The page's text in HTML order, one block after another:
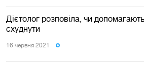
Дієтолог розповіла, чи
схуднути
16 червня 2021